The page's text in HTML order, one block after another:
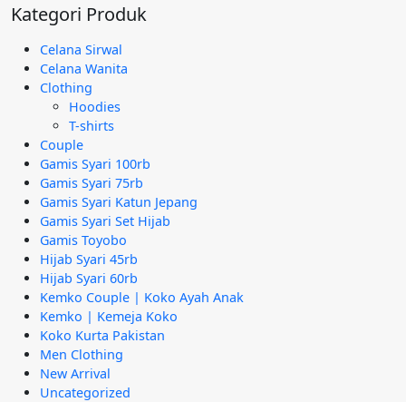
Rp189.000.
Kategori Produk
Celana Sirwal
Celana Wanita
Clothing
Hoodies
T-shirts
Couple
Gamis Syari 100rb
Gamis Syari 75rb
Gamis Syari Katun Jepang
Gamis Syari Set Hijab
Gamis Toyobo
Hijab Syari 45rb
Hijab Syari 60rb
Kemko Couple | Koko Ayah Anak
Kemko | Kemeja Koko
Koko Kurta Pakistan
Men Clothing
New Arrival
Uncategorized